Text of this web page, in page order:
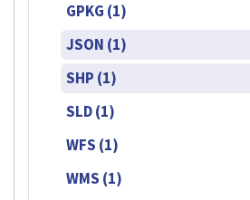
GPKG (1)
JSON (1)
SHP (1)
SLD (1)
WFS (1)
WMS (1)